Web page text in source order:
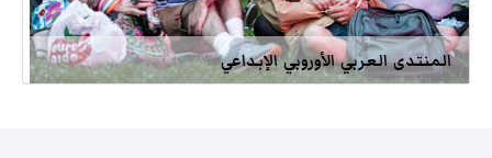
المنتدى العربي الأوروبي الإبداعي